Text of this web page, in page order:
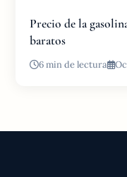
Precio de la
baratos
6 min de lectura